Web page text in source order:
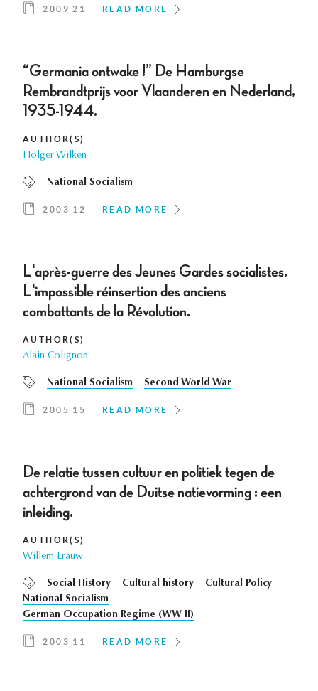
2009 21 READ MORE
“Germania ontwake !” De Hamburgse
Rembrandtprijs voor Vlaanderen en Nederland,
1935-1944.
AUTHOR(S)
Holger Wilken
National Socialism
2003 12 READ MORE
L'après-guerre des Jeunes Gardes socialistes.
L'impossible réinsertion des anciens
combattants de la Révolution.
AUTHOR(S)
Alain Colignon
National Socialism Second World War
2005 15 READ MORE
De relatie tussen cultuur en politiek tegen de
achtergrond van de Duitse natievorming : een
inleiding.
AUTHOR(S)
Willem Erauw
Social History Cultural history
Cultural Policy
National Socialism
German Occupation Regime (WW II)
2003 11 READ MORE